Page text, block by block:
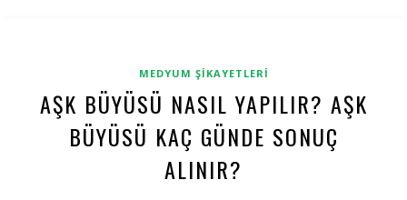
MEDYUM ŞIKAYETLERI
AŞK BÜYÜSÜ NASIL YAPILIR? AŞK
BÜYÜSÜ KAÇ GÜNDE SONUÇ
ALINIR?